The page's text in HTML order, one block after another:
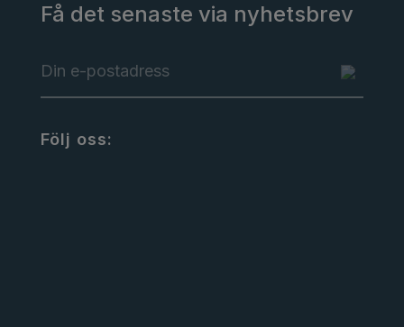
Få det senaste via nyhetsbrev
Följ oss: